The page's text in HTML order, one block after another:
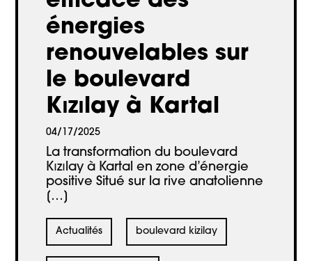
énergies
renouvelables sur
le boulevard
Kızılay à Kartal
04/17/2025
La transformation du boulevard
Kızılay à Kartal en zone d’énergie
positive Situé sur la rive anatolienne
[…]
Actualités boulevard kizilay